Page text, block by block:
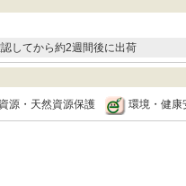
してから約2週間後に出荷
源・天然資源保護 環境・健康